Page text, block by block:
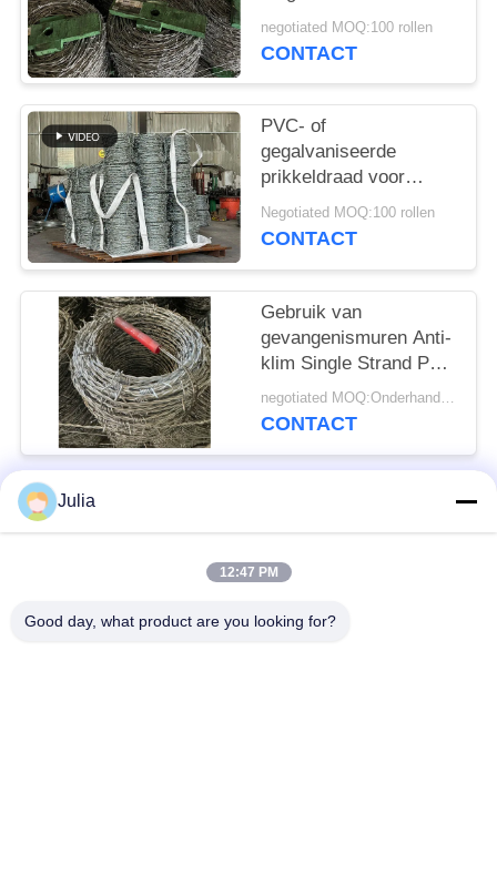
draaibeveiliging
prikkeldraad Fabriek
negotiated MOQ:100 rollen
CONTACT
PVC- of
gegalvaniseerde
prikkeldraad voor
grensbescherming
Negotiated MOQ:100 rollen
CONTACT
Gebruik van
gevangenismuren Anti-
klim Single Strand PVC
bedekte ijzeren
prikkeldraad
negotiated MOQ:Onderhandeld worden
CONTACT
populaire categorieën
Julia
12:47 PM
Good day, what product are you looking for?